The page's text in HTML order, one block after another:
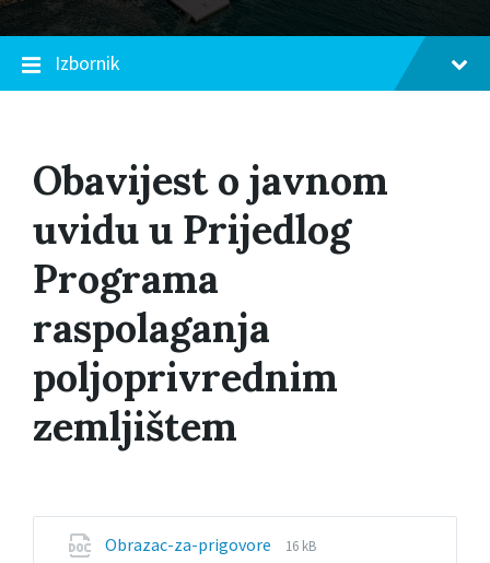
Izbornik
Obavijest o javnom
uvidu u Prijedlog
Programa
raspolaganja
poljoprivrednim
zemljištem
Obrazac-za-prigovore
File
File
16 kB